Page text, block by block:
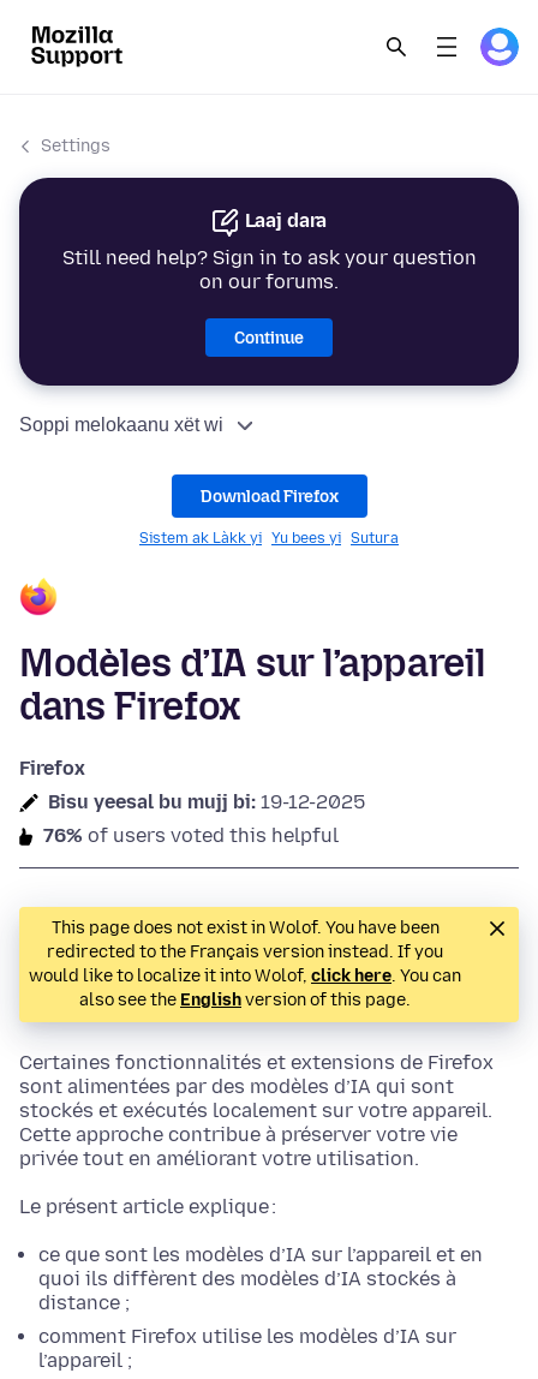
Settings
Laaj dara
Still need help? Sign in to ask your question
on our forums.
Continue
Soppi melokaanu xët wi
Download Firefox
Sistem ak Làkk yi Yu bees yi Sutura
Modèles d’IA sur l’appareil
dans Firefox
Firefox
Bisu yeesal bu mujj bi: 19-12-2025
76% of users voted this helpful
This page does not exist in Wolof. You have been
redirected to the Français version instead. If you
would like to localize it into Wolof, click here. You can
also see the Englishversion of this page.
Certaines fonctionnalités et extensions de Firefox
sont alimentées par des modèles d’IA qui sont
stockés et exécutés localement sur votre appareil.
Cette approche contribue à préserver votre vie
privée tout en améliorant votre utilisation.
Le présent article explique :
ce que sont les modèles d’IA sur l’appareil et en
quoi ils diffèrent des modèles d’IA stockés à
distance ;
comment Firefox utilise les modèles d’IA sur
l’appareil ;